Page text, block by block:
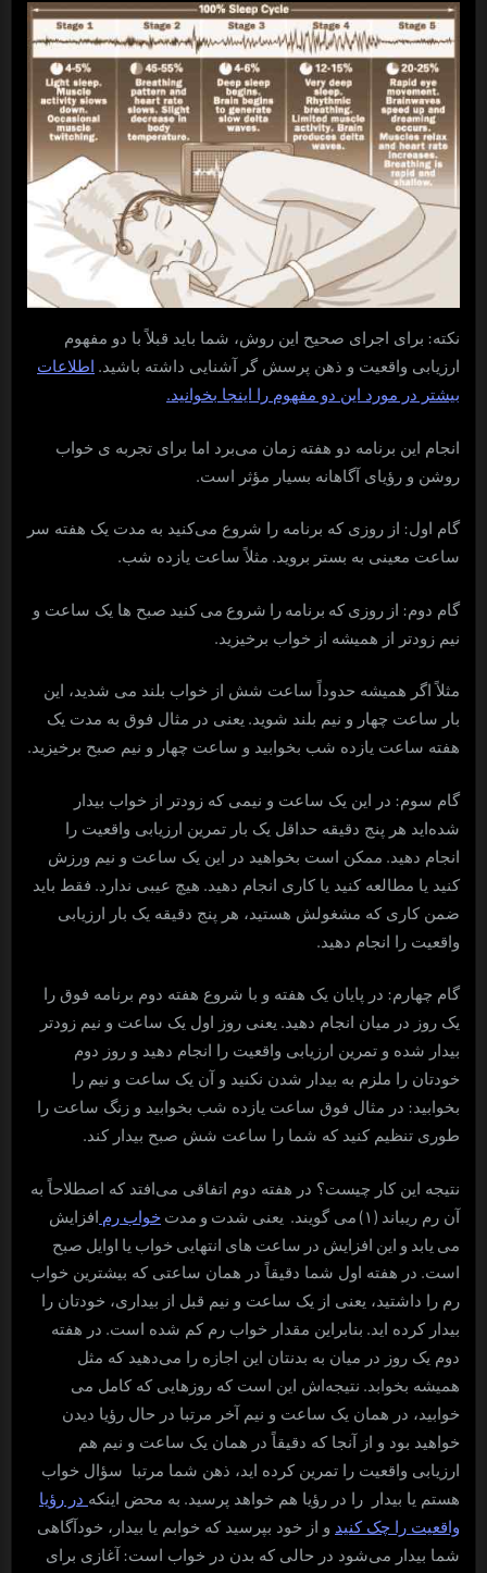
نکته: برای اجرای صحیح این روش، شما باید قبلاً با دو مفهوم
ارزیابی واقعیت و ذهن پرسش گر آشنایی داشته باشید. اطلاعات
بیشتر در مورد این دو مفهوم را اینجا بخوانید.
انجام این برنامه دو هفته زمان می‌برد اما برای تجربه ی خواب
روشن و رؤیای آگاهانه بسیار مؤثر است.
گام اول: از روزی که برنامه را شروع می‌کنید به مدت یک هفته سر
ساعت معینی به بستر بروید. مثلاً ساعت یازده شب.
گام دوم: از روزی که برنامه را شروع می کنید صبح ها یک ساعت و
نیم زودتر از همیشه از خواب برخیزید.
مثلاً اگر همیشه حدوداً ساعت شش از خواب بلند می شدید، این
بار ساعت چهار و نیم بلند شوید. یعنی در مثال فوق به مدت یک
هفته ساعت یازده شب بخوابید و ساعت چهار و نیم صبح برخیزید.
گام سوم: در این یک ساعت و نیمی که زودتر از خواب بیدار
شده‌اید هر پنج دقیقه حداقل یک بار تمرین ارزیابی واقعیت را
انجام دهید. ممکن است بخواهید در این یک ساعت و نیم ورزش
کنید یا مطالعه کنید یا کاری انجام دهید. هیچ عیبی ندارد. فقط باید
ضمن کاری که مشغولش هستید، هر پنج دقیقه یک بار ارزیابی
واقعیت را انجام دهید.
گام چهارم: در پایان یک هفته و با شروع هفته دوم برنامه فوق را
یک روز در میان انجام دهید. یعنی روز اول یک ساعت و نیم زودتر
بیدار شده و تمرین ارزیابی واقعیت را انجام دهید و روز دوم
خودتان را ملزم به بیدار شدن نکنید و آن یک ساعت و نیم را
بخوابید: در مثال فوق ساعت یازده شب بخوابید و زنگ ساعت را
طوری تنظیم کنید که شما را ساعت شش صبح بیدار کند.
نتیجه این کار چیست؟ در هفته دوم اتفاقی می‌افتد که اصطلاحاً به
آن رم ریباند (۱) می گویند. یعنی شدت و مدت خواب رم افزایش
می یابد و این افزایش در ساعت های انتهایی خواب یا اوایل صبح
است. در هفته اول شما دقیقاً در همان ساعتی که بیشترین خواب
رم را داشتید، یعنی از یک ساعت و نیم قبل از بیداری، خودتان را
بیدار کرده اید. بنابراین مقدار خواب رم کم شده است. در هفته
دوم یک روز در میان به بدنتان این اجازه را می‌دهید که مثل
همیشه بخوابد. نتیجه‌اش این است که روزهایی که کامل می
خوابید، در همان یک ساعت و نیم آخر مرتبا در حال رؤیا دیدن
خواهید بود و از آنجا که دقیقاً در همان یک ساعت و نیم هم
ارزیابی واقعیت را تمرین کرده اید، ذهن شما مرتبا سؤال خواب
هستم یا بیدار را در رؤیا هم خواهد پرسید. به محض اینکه در رؤیا
واقعیت را چک کنید و از خود بپرسید که خوابم یا بیدار، خودآگاهی
شما بیدار می‌شود در حالی که بدن در خواب است: آغازی برای